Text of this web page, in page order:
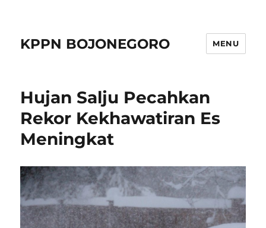
KPPN BOJONEGORO MENU
Hujan Salju Pecahkan
Rekor Kekhawatiran Es
Meningkat